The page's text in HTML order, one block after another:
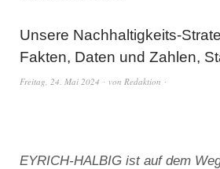
Unsere Nachhaltigkeits-
Fakten, Daten und Zahlen,
Freitag, 24. Mai 2024 von Redaktion
EYRICH-HALBIG ist auf dem